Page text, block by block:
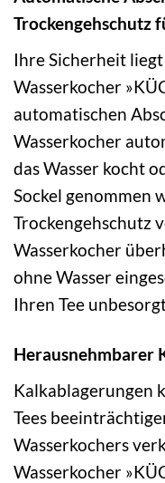
Trockengehschutz
Ihre Sicherheit
Wasserkocher
automatischen
Wasserkocher
das Wasser kocht
Sockel genommen
Trockengehschutz
Wasserkocher
ohne Wasser
Ihren Tee
Herausnehmbarer
Kalkablagerungen
Tees
Wasserkochers
Wasserkocher